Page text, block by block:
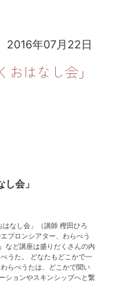
2016年07月22日
はなし会」
会」
なし会」（講師 樫田ひろ
プロンシアター、わらべう
など講座は盛りだくさんの内
うた。 どなたもどこかで一
らべうたは、どこかで聞い
ションやスキンシップへと繋